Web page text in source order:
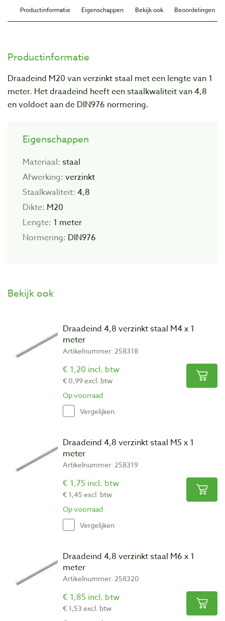
Productinformatie Eigenschappen Bekijk ook Beoordelingen
Productinformatie
Draadeind M20 van verzinkt staal met een lengte van 1
meter. Het draadeind heeft een staalkwaliteit van 4,8
en voldoet aan de DIN976 normering.
Eigenschappen
Materiaal: staal
Afwerking: verzinkt
Staalkwaliteit: 4,8
Dikte: M20
Lengte: 1 meter
Normering: DIN976
Bekijk ook
Draadeind 4,8 verzinkt staal M4 x 1
meter
Artikelnummer: 258318
€ 1,20 incl. btw
€ 0,99 excl. btw
Op voorraad
Vergelijken
Draadeind 4,8 verzinkt staal M5 x 1
meter
Artikelnummer: 258319
€ 1,75 incl. btw
€ 1,45 excl. btw
Op voorraad
Vergelijken
Draadeind 4,8 verzinkt staal M6 x 1
meter
Artikelnummer: 258320
€ 1,85 incl. btw
€ 1,53 excl. btw